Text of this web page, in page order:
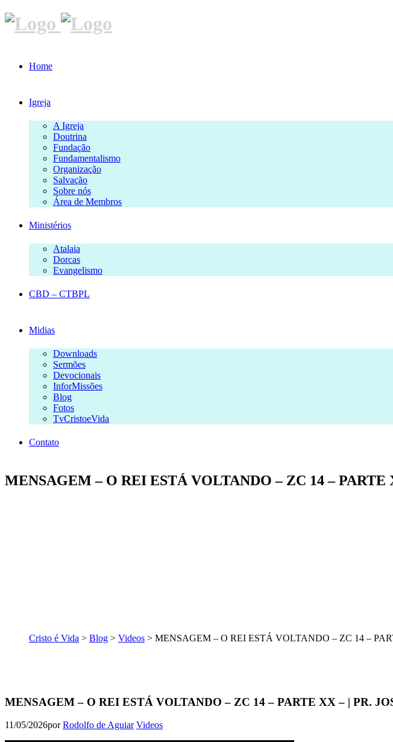
Home
Igreja
A Igreja
Doutrina
Fundação
Fundamentalismo
Organização
Salvação
Sobre nós
Área de Membros
Ministérios
Atalaia
Dorcas
Evangelismo
CBD – CTBPL
Midias
Downloads
Sermões
Devocionais
InforMissões
Blog
Fotos
TvCristoeVida
Contato
MENSAGEM – O REI ESTÁ VOLTANDO – ZC 14 – PARTE
Cristo é Vida > Blog > Videos > MENSAGEM – O REI ESTÁ VOLTANDO – ZC 14 –
MENSAGEM – O REI ESTÁ VOLTANDO – ZC 14 – PARTE XX – | PR.
11/05/2026porRodolfo de Aguiar Videos